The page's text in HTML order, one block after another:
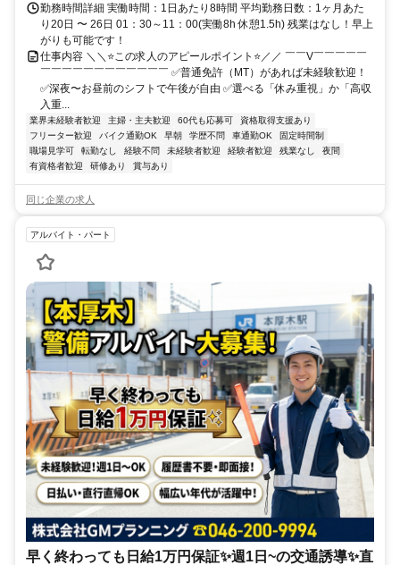
勤務時間詳細 実働時間：1日あたり8時間 平均勤務日数：1ヶ月あた
り20日 〜 26日 01：30～11：00(実働8h 休憩1.5h) 残業はなし！早上
がりも可能です！
仕事内容 ＼＼⭐この求人のアピールポイント⭐／／ ￣￣V￣￣￣￣￣
￣￣￣￣￣￣￣￣￣￣￣￣ ✅普通免許（MT）があれば未経験歓迎！
✅深夜〜お昼前のシフトで午後が自由 ✅選べる「休み重視」か「高収
入重...
業界未経験者歓迎 主婦・主夫歓迎 60代も応募可
資格取得支援あり
フリーター歓迎
バイク通勤OK 早朝 学歴不問 車通勤OK
固定時間制
職場見学可
転勤なし 経験不問 未経験者歓迎 経験者歓迎 残業なし
夜間
有資格者歓迎
研修あり 賞与あり
同じ企業の求人
アルバイト・パート
早く終わっても日給1万円保証✨週1日~の交通誘導✨直